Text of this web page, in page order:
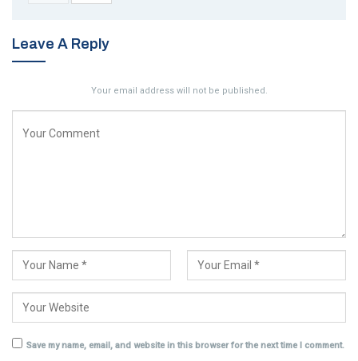
Leave A Reply
Your email address will not be published.
Save my name, email, and website in this browser for the next time I comment.